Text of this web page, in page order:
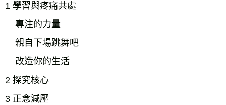
1 學習與疼痛共處
專注的力量
親自下場跳舞吧
改造你的生活
2 探究核心
3 正念減壓